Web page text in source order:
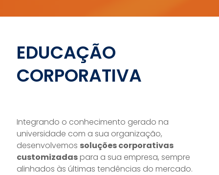
EDUCAÇÃO
CORPORATIVA
Integrando o conhecimento gerado na
universidade com a sua organização,
desenvolvemos soluções corporativas
customizadaspara a sua empresa, sempre
alinhados às últimas tendências do mercado.